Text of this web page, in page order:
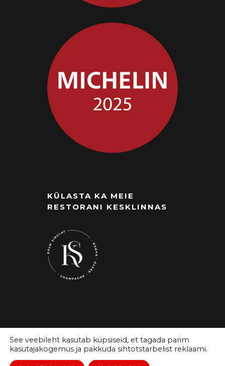
KÜLASTA KA MEIE
RESTORANI KESKLINNAS
See veebileht kasutab küpsiseid, et tagada parim
kasutajakogemus ja pakkuda sihtotstarbelist reklaami.